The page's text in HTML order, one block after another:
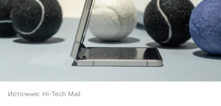
Источник: Hi-Tech Mail